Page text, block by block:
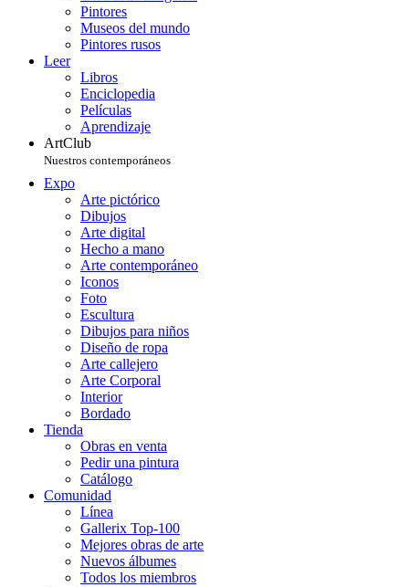
Pintores
Museos del mundo
Pintores rusos
Leer
Libros
Enciclopedia
Películas
Aprendizaje
ArtClub
Nuestros contemporáneos
Expo
Arte pictórico
Dibujos
Arte digital
Hecho a mano
Arte contemporáneo
Iconos
Foto
Escultura
Dibujos para niños
Diseño de ropa
Arte callejero
Arte Corporal
Interior
Bordado
Tienda
Obras en venta
Pedir una pintura
Catálogo
Comunidad
Línea
Gallerix Top-100
Mejores obras de arte
Nuevos álbumes
Todos los miembros